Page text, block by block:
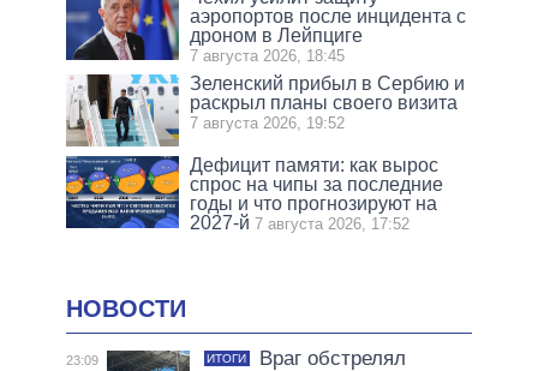
аэропортов после инцидента с
дроном в Лейпциге
7 августа 2026, 18:45
Зеленский прибыл в Сербию и
раскрыл планы своего визита
7 августа 2026, 19:52
Дефицит памяти: как вырос
спрос на чипы за последние
годы и что прогнозируют на
2027-й 7 августа 2026, 17:52
НОВОСТИ
23:09 ИТОГИ
Враг обстрелял